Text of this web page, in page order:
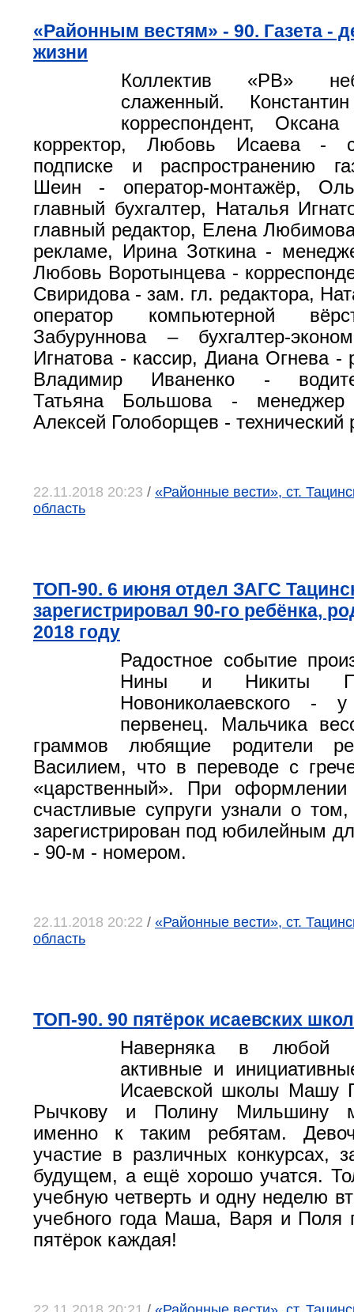
«Районным вестям» - 90. Газета -
жизни
Коллектив «РВ»
слаженный.
корреспондент,
корректор, Любовь Исаева -
подписке и распространению
Шеин - оператор-монтажёр,
главный бухгалтер, Наталья
главный редактор, Елена
рекламе, Ирина Зоткина -
Любовь Воротынцева -
Свиридова - зам. гл. редактора,
оператор компьютерной
Забуруннова – бухгалтер-
Игнатова - кассир, Диана Огнева -
Владимир Иваненко -
Татьяна Большова - менеджер
Алексей Голоборщев - технический
22.11.2018 20:23 / «Районные вести», ст.
область
ТОП-90. 6 июня отдел ЗАГС
зарегистрировал 90-го ребёнка,
2018 году
Радостное событие
Нины и Никиты
Новониколаевского -
первенец. Мальчика
граммов любящие родители
Василием, что в переводе с
«царственный». При оформлении
счастливые супруги узнали о
зарегистрирован под юбилейным
- 90-м - номером.
22.11.2018 20:22 / «Районные вести», ст.
область
ТОП-90. 90 пятёрок исаевских
Наверняка в любой
активные и
Исаевской школы Машу
Рычкову и Полину Мильшину
именно к таким ребятам.
участие в различных конкурсах,
будущем, а ещё хорошо учатся.
учебную четверть и одну неделю
учебного года Маша, Варя и Поля
пятёрок каждая!